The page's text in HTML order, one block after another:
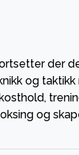
der
og
og